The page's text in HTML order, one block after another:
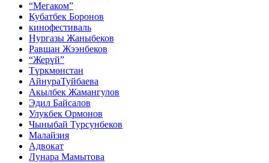
“Мегаком”
Кубатбек Боронов
кинофестиваль
Нургазы Жаныбеков
Равшан Жээнбеков
“Жерүй”
Түркмөнстан
АйнураТуйбаева
Акылбек Жамангулов
Эдил Байсалов
Улукбек Ормонов
Чыныбай Турсунбеков
Малайзия
Адвокат
Лунара Мамытова